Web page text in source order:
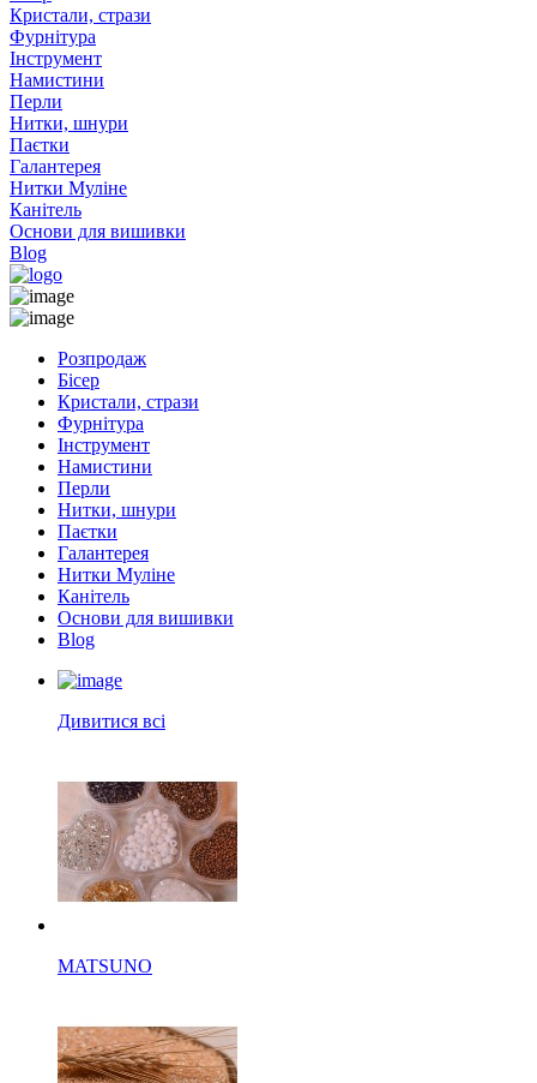
Кристали, стрази
Фурнітура
Інструмент
Намистини
Перли
Нитки, шнури
Паєтки
Галантерея
Нитки Муліне
Канітель
Основи для вишивки
Blog
Розпродаж
Бісер
Кристали, стрази
Фурнітура
Інструмент
Намистини
Перли
Нитки, шнури
Паєтки
Галантерея
Нитки Муліне
Канітель
Основи для вишивки
Blog
Дивитися всі
MATSUNO